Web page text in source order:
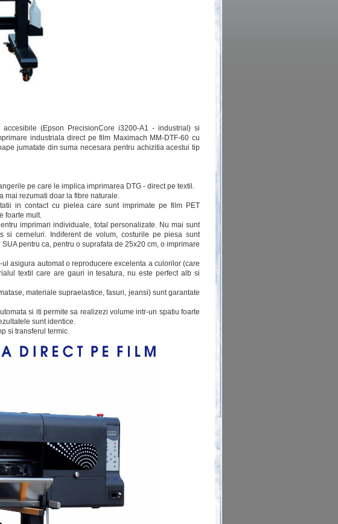
(Epson PrecisionCore i3200-A1 - industrial) si
industriala direct pe film Maximach MM-DTF-60 cu
jumatate din suma necesara pentru achizitia acestui tip
pe care le implica imprimarea DTG - direct pe textil.
mai rezumati doar la fibre naturale.
in contact cu pielea care sunt imprimate pe film PET
foarte mult.
imprimari individuale, total personalizate. Nu mai sunt
si cerneluri. Indiferent de volum, costurile pe piesa sunt
pentru ca, pentru o suprafata de 25x20 cm, o imprimare
asigura automat o reproducere excelenta a culorilor (care
textil care are gauri in tesatura, nu este perfect alb si
materiale supraelastice, fasuri, jeansi) sunt garantate
si iti permite sa realizezi volume intr-un spatiu foarte
sunt identice.
si transferul termic.